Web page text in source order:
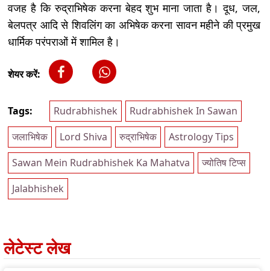
वजह है कि रुद्राभिषेक करना बेहद शुभ माना जाता है। दूध, जल,
बेलपत्र आदि से शिवलिंग का अभिषेक करना सावन महीने की प्रमुख
धार्मिक परंपराओं में शामिल है।
शेयर करें:
Tags: Rudrabhishek
Rudrabhishek In Sawan
जलाभिषेक
Lord Shiva रुद्राभिषेक
Astrology Tips
Sawan Mein Rudrabhishek Ka Mahatva
ज्योतिष टिप्स
Jalabhishek
लेटेस्ट लेख